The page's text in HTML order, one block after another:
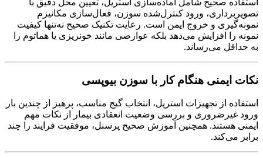
استفاده صحیح شامل آماده‌سازی استریل، تعیین محل دقیق با
تصویربرداری، ورود کنترل‌شده سوزن، فعال‌سازی مکانیزم
نمونه‌گیری و خروج ایمن است. رعایت تکنیک صحیح نه‌تنها کیفیت
نمونه را افزایش می‌دهد بلکه عوارضی مانند خونریزی یا هماتوم را
به حداقل می‌رساند.
نکات ایمنی هنگام کار با سوزن بیوپسی
استفاده از تجهیزات استریل، انتخاب گیج مناسب، پرهیز از چندین بار
ورود غیرضروری و بررسی وضعیت انعقادی بیمار از نکات مهم
ایمنی هستند. همچنین آموزش صحیح پرسنل، موفقیت فرایند را چند
برابر می‌کند.